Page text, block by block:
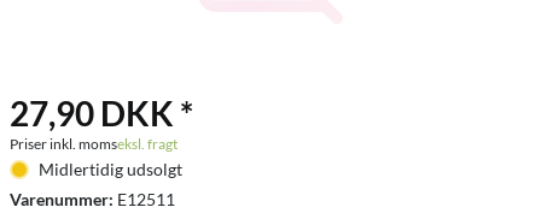
27,90 DKK *
Priser inkl. momseksl. fragt
Midlertidig udsolgt
Varenummer: E12511